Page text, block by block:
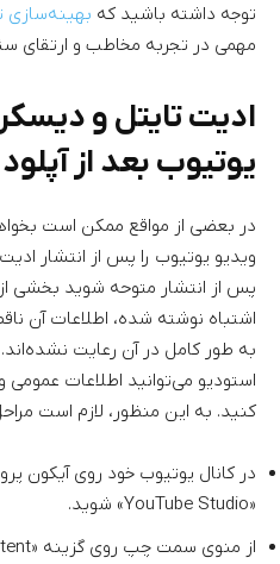
توجه داشته باشید که بهینه‌سازی
مهمی در تجربه مخاطب و ارتقای
ادیت تایتل و
یوتیوب بعد از آپلود
در بعضی از مواقع ممکن است
ویدیو یوتیوب را پس از انتشار
پس از انتشار متوحه شوید بخشی از
اشتباه نوشته شده، اطلاعات آن
به طور کامل در آن رعایت
استودیو می‌توانید اطلاعات عمومی
کنید. به این منظور، لازم است
در کانال یوتیوب خود روی آیکون
«YouTube Studio» شوید.